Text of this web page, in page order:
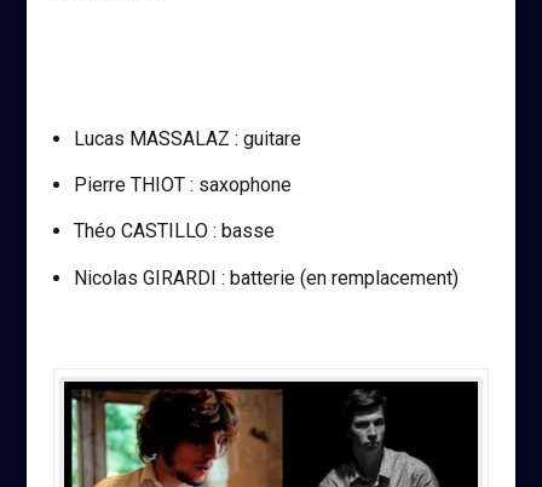
Lucas MASSALAZ : guitare
Pierre THIOT : saxophone
Théo CASTILLO : basse
Nicolas GIRARDI : batterie (en remplacement)